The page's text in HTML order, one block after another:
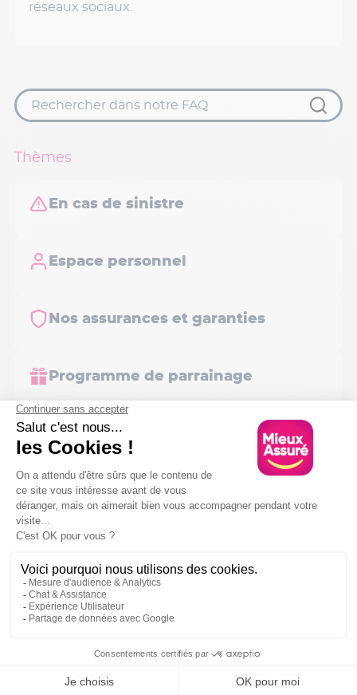
réseaux sociaux.
Thèmes
En cas de sinistre
Espace personnel
Nos assurances et garanties
Programme de parrainage
Souscription
Tout sur l'assurance
Votre contrat
Nous contacter
Par téléphone
04 65 67 07 07